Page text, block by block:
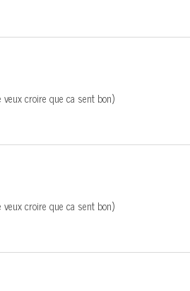
veux croire que ca sent bon)
veux croire que ca sent bon)